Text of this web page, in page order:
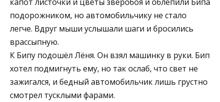
подорожником, но автомобильчику не стало
легче. Вдруг мыши услышали шаги и бросились
врассыпную.
К Бипу подошёл Лёня. Он взял машинку в руки. Бип
хотел подмигнуть ему, но так ослаб, что свет не
зажигался, и бедный автомобильчик лишь грустно
смотрел тусклыми фарами.